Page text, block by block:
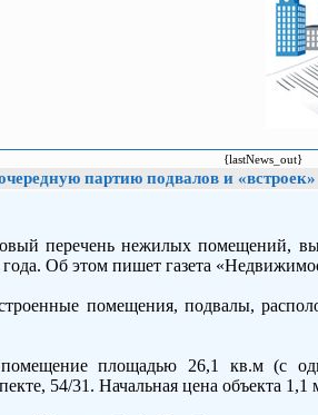
{lastNews_out}
партию подвалов и «встроек»
перечень нежилых помещений,
Об этом пишет газета
помещения, подвалы,
площадью 26,1 кв.м (с
54/31. Начальная цена объекта 1,1